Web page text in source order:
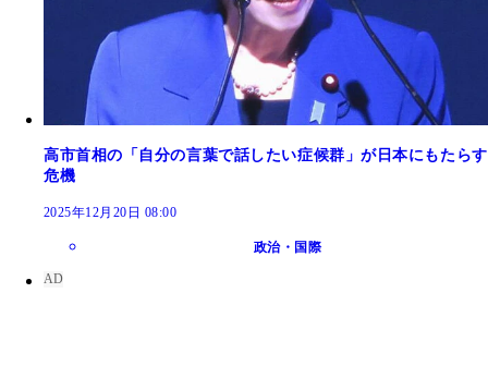
高市首相の「自分の言葉で話したい症候群」が日本にもたらす
危機
2025年12月20日 08:00
政治・国際